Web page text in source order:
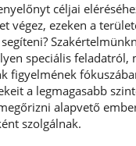
céljai
végez, ezeken a
speciális feladatról,
figyelmének
a legmagasabb
alapvető
szolgálnak.